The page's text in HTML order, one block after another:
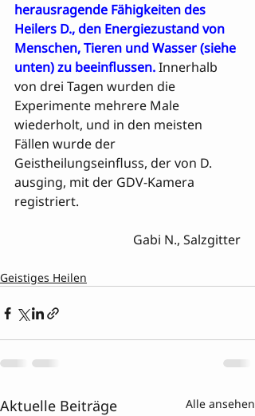
herausragende Fähigkeiten des
Heilers D., den Energiezustand von
Menschen, Tieren und Wasser (siehe
unten) zu beeinflussen. Innerhalb
von drei Tagen wurden die
Experimente mehrere Male
wiederholt, und in den meisten
Fällen wurde der
Geistheilungseinfluss, der von D.
ausging, mit der GDV-Kamera
registriert.
Gabi N., Salzgitter
Geistiges Heilen
Aktuelle Beiträge Alle ansehen